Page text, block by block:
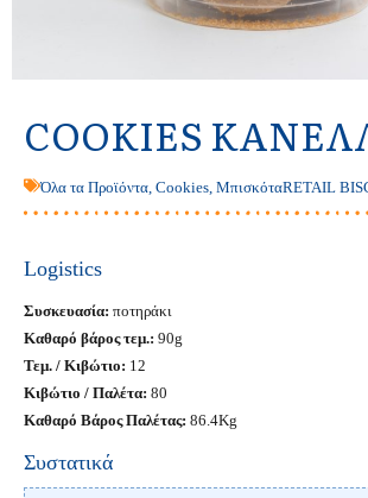
COOKIES
Όλα τα Προϊόντα, Cookies, ΜπισκόταRETAIL
Logistics
Συσκευασία: ποτηράκι
Καθαρό βάρος τεμ.: 90g
Τεμ. / Κιβώτιο: 12
Κιβώτιο / Παλέτα: 80
Καθαρό Βάρος Παλέτας: 86.4Kg
Συστατικά